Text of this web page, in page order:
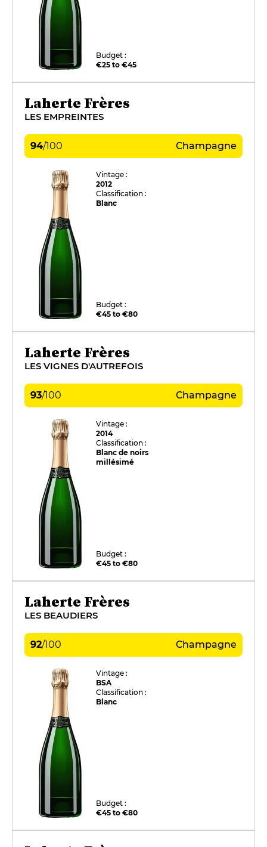
Budget :
€25 to €45
Laherte Frères
LES EMPREINTES
94/100 Champagne
Vintage :
2012
Classification :
Blanc
Budget :
€45 to €80
Laherte Frères
LES VIGNES D'AUTREFOIS
93/100 Champagne
Vintage :
2014
Classification :
Blanc de noirs
millésimé
Budget :
€45 to €80
Laherte Frères
LES BEAUDIERS
92/100 Champagne
Vintage :
BSA
Classification :
Blanc
Budget :
€45 to €80